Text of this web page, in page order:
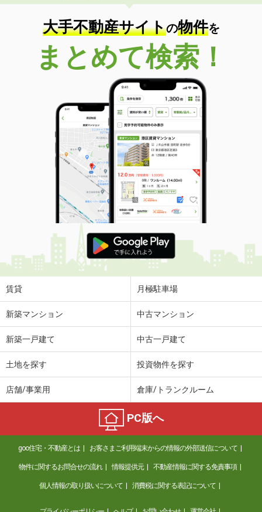
専有面積 50.14m²
間取り
2DK
香川県丸亀市富士見町１丁目
価 格
3.70万円
香川県丸亀市富士見町１丁目
27.29m²
間取り
ワンルーム
香川県坂出市川津町
価 格
3.10万円
住 所
香川県坂出市川津町
専有面積 39.17m²
間取り
2K
香川県高松市飯田町
価 格
4.45万円
住 所
香川県高松市飯田町
専有面積
香川県綾歌郡宇多津町浜二番丁
5.45万円
香川県丸亀市三条町
3.60万円
住 所
香川県丸亀市三条町
専有面積 40.58m²
間取り
2DK
香川県高松市仏生山町甲
大手不動産サイトの物件を
まとめて検索！
賃貸 月極駐車場
新築マンション 中古マンション
新築一戸建て 中古一戸建て
土地を探す 投資物件を探す
店舗/事業用 倉庫/トランクルーム
PC版へ
goo住宅・不動産とは お客さまご利用端末からの情報の外部送信について
物件に関するお問合せの流れ 情報提供元 不動産情報に関する免責事項
個人情報の取り扱いについて 消費税に関する表記について